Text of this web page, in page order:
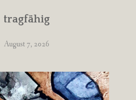
tragfähig
August 7, 2026